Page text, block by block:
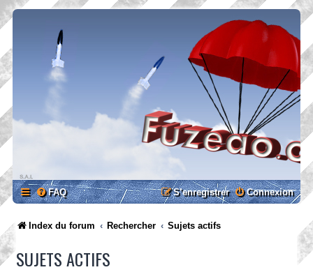
FAQ Connexion
S’enregistrer
Index du forum Rechercher Sujets actifs
SUJETS ACTIFS